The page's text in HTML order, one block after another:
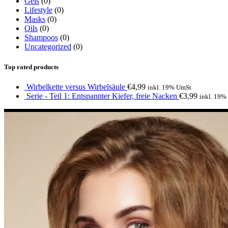
Lifestyle (0)
Masks (0)
Oils (0)
Shampoos (0)
Uncategorized (0)
Top rated products
Wirbelkette versus Wirbelsäule €4,99 inkl. 19% UmSt
Serie - Teil 1: Entspannter Kiefer, freie Nacken €3,99 inkl. 19%